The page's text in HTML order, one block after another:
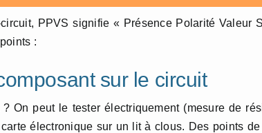
PPVS signifie « Présence Polarité Valeur
:
sur le circuit
On peut le tester électriquement (mesure de
électronique sur un lit à clous. Des points